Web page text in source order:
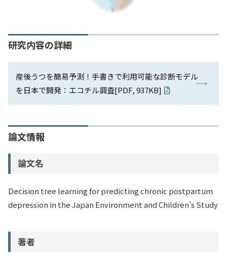
研究内容の詳細
産後うつを簡易予測！手書きで利用可能な診断モデル
を日本で開発：エコチル調査[PDF, 937KB]
論文情報
論文名
Decision tree learning for predicting chronic postpartum
depression in the Japan Environment and Children’s Study
著者